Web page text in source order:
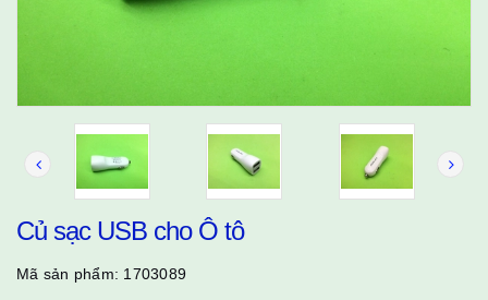
Củ sạc USB cho Ô tô
Mã sản phẩm: 1703089